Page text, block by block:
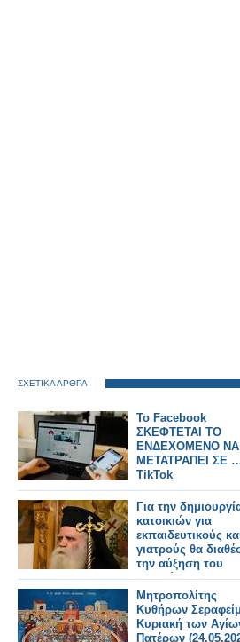
ΣΧΕΤΙΚΑ ΑΡΘΡΑ
Το Facebook
ΣΚΕΦΤΕΤΑΙ ΤΟ
ΕΝΔΕΧΟΜΕΝΟ ΝΑ
ΜΕΤΑΤΡΑΠΕΙ ΣΕ
TikTok
Για την
κατοικιών για
εκπαιδευτικούς
γιατρούς θα
την αύξηση του
μισθού του ο
Μητροπολίτης
Κυθήρων Σεραφείμ
Μητροπολίτης
Κυθήρων
Κυριακή των
Πατέρων